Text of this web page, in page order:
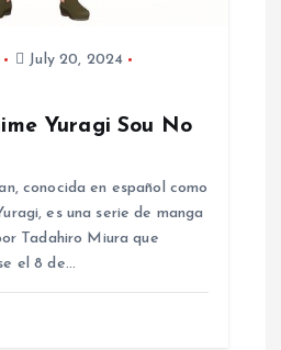
July 20, 2024
Yuragi Sou No
conocida en español como
es una serie de manga
Tadahiro Miura que
el 8 de…